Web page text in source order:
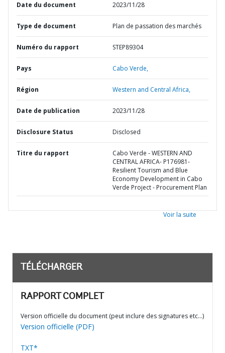
Date du document 2023/11/28
Type de document Plan de passation des marchés
Numéro du rapport STEP89304
Pays Cabo Verde,
Région Western and Central Africa,
Date de publication 2023/11/28
Disclosure Status Disclosed
Titre du rapport
Cabo Verde - WESTERN AND
CENTRAL AFRICA- P176981-
Resilient Tourism and Blue
Economy Development in Cabo
Verde Project - Procurement Plan
Voir la suite
TÉLÉCHARGER
RAPPORT COMPLET
Version officielle du document (peut inclure des signatures etc…)
Version officielle (PDF)
TXT*